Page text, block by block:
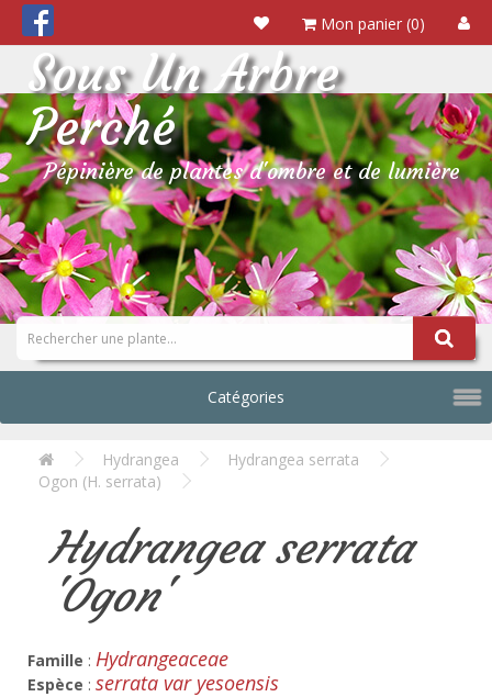
Mon panier (0)
Sous Un Arbre
Perché
Pépinière de plantes d'ombre et de lumière
Catégories
Hydrangea
Hydrangea serrata
Ogon (H. serrata)
Hydrangea serrata
'Ogon'
Famille : Hydrangeaceae
Espèce : serrata var yesoensis